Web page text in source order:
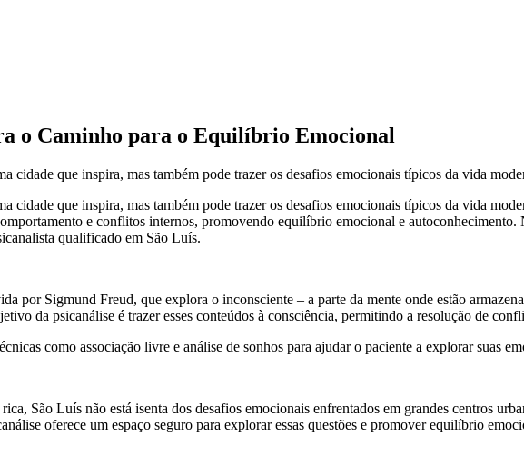
o Caminho para o Equilíbrio Emocional
cidade que inspira, mas também pode trazer os desafios emocionais típicos da vida
cidade que inspira, mas também pode trazer os desafios emocionais típicos da vida
e conflitos internos, promovendo equilíbrio emocional e
qualificado em São Luís.
por Sigmund Freud, que explora o inconsciente – a parte da mente onde estão
da psicanálise é trazer esses conteúdos à consciência, permitindo a resolução de
como associação livre e análise de sonhos para ajudar o paciente a explorar suas
São Luís não está isenta dos desafios emocionais enfrentados em grandes centros
oferece um espaço seguro para explorar essas questões e promover equilíbrio